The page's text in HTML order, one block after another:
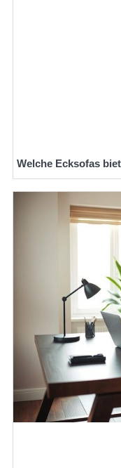
Welche Ecksofas